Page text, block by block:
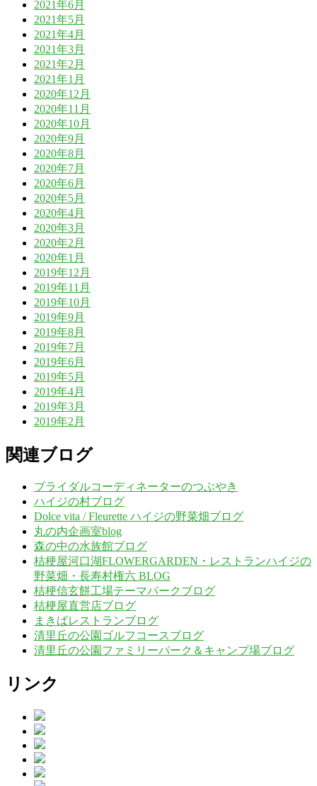
2021年6月
2021年5月
2021年4月
2021年3月
2021年2月
2021年1月
2020年12月
2020年11月
2020年10月
2020年9月
2020年8月
2020年7月
2020年6月
2020年5月
2020年4月
2020年3月
2020年2月
2020年1月
2019年12月
2019年11月
2019年10月
2019年9月
2019年8月
2019年7月
2019年6月
2019年5月
2019年4月
2019年3月
2019年2月
関連ブログ
ブライダルコーディネーターのつぶやき
ハイジの村ブログ
Dolce vita / Fleurette ハイジの野菜畑ブログ
丸の内企画室blog
森の中の水族館ブログ
桔梗屋河口湖FLOWERGARDEN・レストランハイジの
野菜畑・長寿村権六 BLOG
桔梗信玄餅工場テーマパークブログ
桔梗屋直営店ブログ
まきばレストランブログ
清里丘の公園ゴルフコースブログ
清里丘の公園ファミリーパーク＆キャンプ場ブログ
リンク